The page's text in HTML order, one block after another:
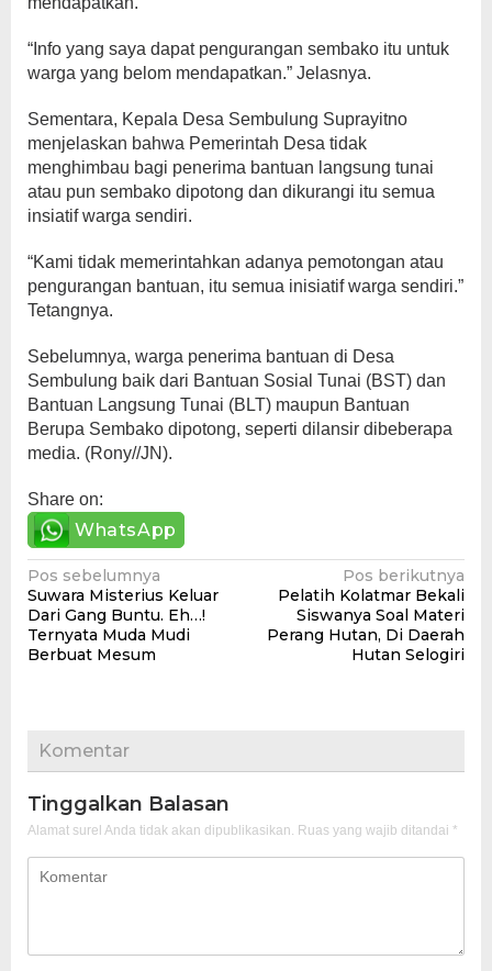
“Info yang saya dapat pengurangan sembako itu untuk
warga yang belom mendapatkan.” Jelasnya.
Sementara, Kepala Desa Sembulung Suprayitno
menjelaskan bahwa Pemerintah Desa tidak
menghimbau bagi penerima bantuan langsung tunai
atau pun sembako dipotong dan dikurangi itu semua
insiatif warga sendiri.
“Kami tidak memerintahkan adanya pemotongan atau
pengurangan bantuan, itu semua inisiatif warga sendiri.”
Tetangnya.
Sebelumnya, warga penerima bantuan di Desa
Sembulung baik dari Bantuan Sosial Tunai (BST) dan
Bantuan Langsung Tunai (BLT) maupun Bantuan
Berupa Sembako dipotong, seperti dilansir dibeberapa
media. (Rony//JN).
Share on:
WhatsApp
Navigasi
pos
Pos sebelumnya
Suwara Misterius Keluar
Dari Gang Buntu. Eh…!
Ternyata Muda Mudi
Berbuat Mesum
Pos berikutnya
Pelatih Kolatmar Bekali
Siswanya Soal Materi
Perang Hutan, Di Daerah
Hutan Selogiri
Komentar
Tinggalkan Balasan
Alamat surel Anda tidak akan dipublikasikan. Ruas yang wajib ditandai *